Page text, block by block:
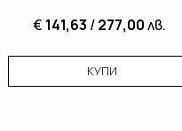
€ 141,63 /277,00лв.
КУПИ